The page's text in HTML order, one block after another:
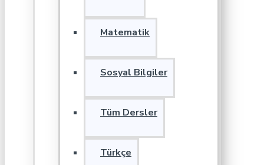
Matematik
Sosyal Bilgiler
Tüm Dersler
Türkçe